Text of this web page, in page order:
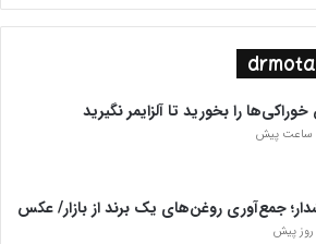
کرد با افزودن فرم حتی به مسابقه عصر جدید
فصل سوم این برنامه پُرمخاطب شبکه سه
با تلفیق سرود و اجراهای فرمیک، قاب
حدودی هم موفق بود اما شاید این مدل هم
فروکش ظرفیت سرود در کشور باشد.
خوراکی‌ها را بخورید تا آلزایمر نگیرید
جمع‌آوری روغن‌های یک برند از بازار/ عکس